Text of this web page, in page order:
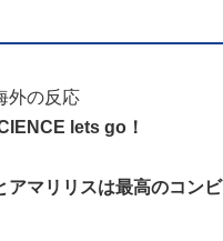
外の反応
lets go！
アマリリスは最高のコンビ